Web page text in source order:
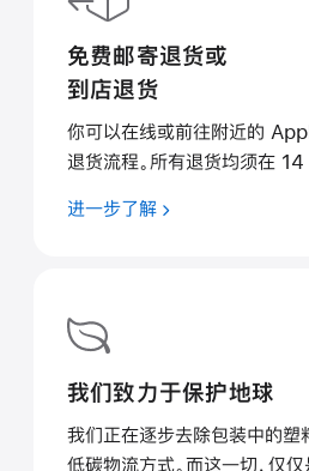
免费邮寄退货或
到店退货
你可以在线或前往附近的
退货流程。所有退货均须在 14
进一步了解
我们致力于保护地球
我们正在逐步去除包装中的塑
低碳物流方式。而这一切，仅仅